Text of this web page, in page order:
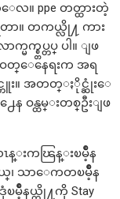
လ။ ppe တတ္ထားတဲ့
ာ။ တကယ္လို႔ ကား​
စ္တပ္တပ္ ပါ။ ျဖ
းဝတ္ေနေရးက အရ
း။ အတတ္ႏိုင္ဆုံးေ
န ဝန္ထမ္းတစ္ဦးျဖ
န္းကၽြန္းၿမိဳ့န
ယ္၊ သာေကတၿမိဳ့န
ၿမိဳ့နယ္တို႔ကို Stay